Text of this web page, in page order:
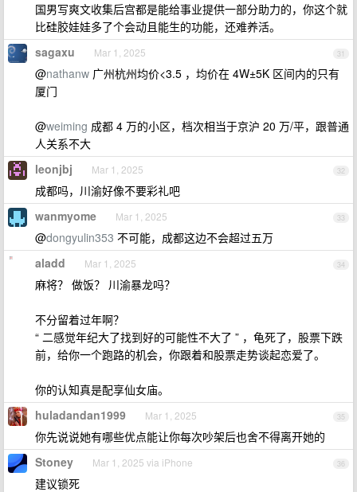
国男写爽文收集后宫都是能给事业提供一部分助力的，你这个就
比硅胶娃娃多了个会动且能生的功能，还难养活。
31
sagaxu Mar 1, 2025
@nathanw 广州杭州均价<3.5 ，均价在 4W±5K 区间内的只有
厦门
@weiming 成都 4 万的小区，档次相当于京沪 20 万/平，跟普通
人关系不大
32
leonjbj Mar 1, 2025
成都吗，川渝好像不要彩礼吧
33
wanmyome Mar 1, 2025
@dongyulin353 不可能，成都这边不会超过五万
34
aladd Mar 1, 2025
麻将？ 做饭？ 川渝暴龙吗？
不分留着过年啊？
“ 二感觉年纪大了找到好的可能性不大了 ” ，龟死了，股票下跌
前，给你一个跑路的机会，你跟着和股票走势谈起恋爱了。
你的认知真是配享仙女庙。
35
huladandan1999 Mar 1, 2025
你先说说她有哪些优点能让你每次吵架后也舍不得离开她的
36
Stoney Mar 1, 2025 via iPhone
建议锁死